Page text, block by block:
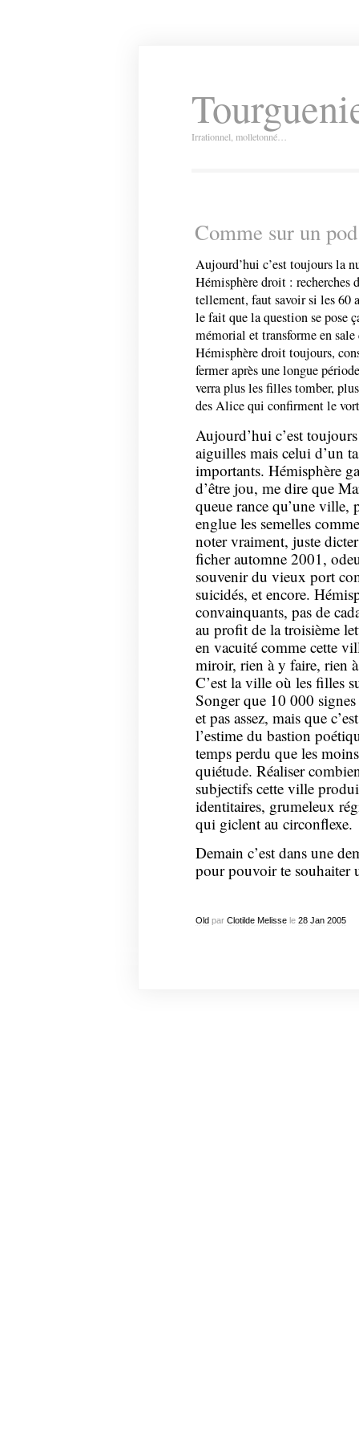
Irrationnel, molletonné…
Comme sur un
Aujourd’hui c’est toujours la
Hémisphère droit : recherches
tellement, faut savoir si les 60
le fait que la question se pose
mémorial et transforme en
Hémisphère droit toujours,
fermer après une longue
verra plus les filles tomber,
des Alice qui confirment le
Aujourd’hui c’est
aiguilles mais celui d’un
importants. Hémisphère
d’être jou, me dire que
queue rance qu’une ville,
englue les semelles
noter vraiment, juste
ficher automne 2001,
souvenir du vieux port
suicidés, et encore.
convainquants, pas de
au profit de la troisième
en vacuité comme cette
miroir, rien à y faire, rien
C’est la ville où les filles
Songer que 10 000
et pas assez, mais que
l’estime du bastion
temps perdu que les
quiétude. Réaliser
subjectifs cette ville
identitaires, grumeleux
qui giclent au circonflexe.
Demain c’est dans une
pour pouvoir te souhaiter
Oldpar Clotilde Melissele 28 Jan 2005